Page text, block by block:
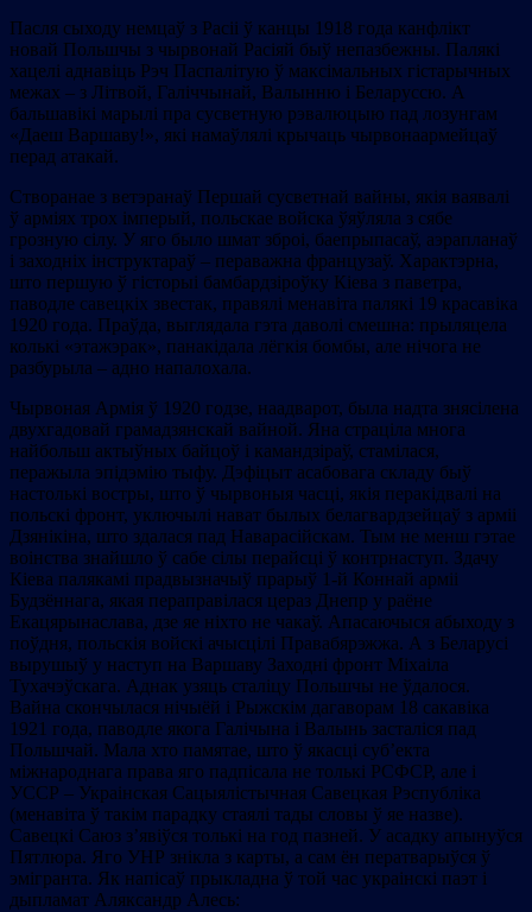
Пасля сыходу немцаў з Расіі ў канцы 1918 года канфлікт
новай Польшчы з чырвонай Расіяй быў непазбежны. Палякі
хацелі аднавіць Рэч Паспалітую ў максімальных гістарычных
межах – з Літвой, Галіччынай, Валынню і Беларуссю. А
бальшавікі марылі пра сусветную рэвалюцыю пад лозунгам
«Даеш Варшаву!», які намаўлялі крычаць чырвонаармейцаў
перад атакай.
Створанае з ветэранаў Першай сусветнай вайны, якія ваявалі
ў арміях трох імперый, польскае войска ўяўляла з сябе
грозную сілу. У яго было шмат зброі, баепрыпасаў, аэрапланаў
і заходніх інструктараў – пераважна французаў. Характэрна,
што першую ў гісторыі бамбардзіроўку Кіева з паветра,
паводле савецкіх звестак, правялі менавіта палякі 19 красавіка
1920 года. Праўда, выглядала гэта даволі смешна: прыляцела
колькі «этажэрак», панакідала лёгкія бомбы, але нічога не
разбурыла – адно напалохала.
Чырвоная Армія ў 1920 годзе, наадварот, была надта знясілена
двухгадовай грамадзянскай вайной. Яна страціла многа
найбольш актыўных байцоў і камандзіраў, стамілася,
перажыла эпідэмію тыфу. Дэфіцыт асабовага складу быў
настолькі востры, што ў чырвоныя часці, якія перакідвалі на
польскі фронт, уключылі нават былых белагвардзейцаў з арміі
Дзянікіна, што здалася пад Наварасійскам. Тым не менш гэтае
воінства знайшло ў сабе сілы перайсці ў контрнаступ. Здачу
Кіева палякамі прадвызначыў прарыў 1-й Коннай арміі
Будзённага, якая пераправілася цераз Днепр у раёне
Екацярынаслава, дзе яе ніхто не чакаў. Апасаючыся абыходу з
поўдня, польскія войскі ачысцілі Правабярэжжа. А з Беларусі
вырушыў у наступ на Варшаву Заходні фронт Міхаіла
Тухачэўскага. Аднак узяць сталіцу Польшчы не ўдалося.
Вайна скончылася нічыёй і Рыжскім дагаворам 18 сакавіка
1921 года, паводле якога Галічына і Валынь засталіся пад
Польшчай. Мала хто памятае, што ў якасці суб’екта
міжнароднага права яго падпісала не толькі РСФСР, але і
УССР – Украінская Сацыялістычная Савецкая Рэспубліка
(менавіта ў такім парадку стаялі тады словы ў яе назве).
Савецкі Саюз з’явіўся толькі на год пазней. У асадку апынуўся
Пятлюра. Яго УНР знікла з карты, а сам ён ператварыўся ў
эмігранта. Як напісаў прыкладна ў той час украінскі паэт і
дыпламат Аляксандр Алесь: